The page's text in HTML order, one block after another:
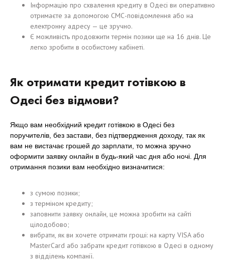
Інформацію про схвалення кредиту в Одесі ви оперативно
отримаєте за допомогою СМС-повідомлення або на
електронну адресу — це зручно.
Є можливість продовжити термін позики ще на 16 днів. Це
легко зробити в особистому кабінеті.
Як отримати кредит готівкою в
Одесі без відмови?
Якщо вам необхідний кредит готівкою в Одесі без
поручителів, без застави, без підтвердження доходу, так як
вам не вистачає грошей до зарплати, то можна зручно
оформити заявку онлайн в будь-який час дня або ночі. Для
отримання позики вам необхідно визначитися:
з сумою позики;
з терміном кредиту;
заповнити заявку онлайн, це можна зробити на сайті
цілодобово;
вибрати, як ви хочете отримати гроші: на карту VISA або
MasterCard або забрати кредит готівкою в Одесі в одному
з відділень компанії.